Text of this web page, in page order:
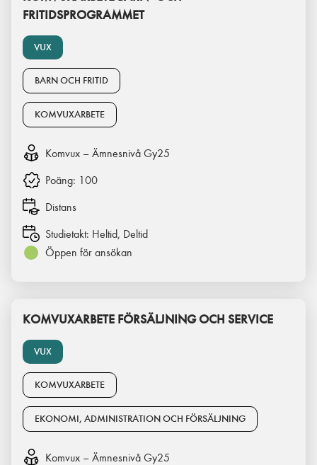
VUX
FRITIDSPROGRAMMET
BARN OCH FRITID
KOMVUXARBETE
Komvux – Ämnesnivå Gy25
Poäng: 100
Distans
Studietakt: Heltid, Deltid
Öppen för ansökan
VUX
KOMVUXARBETE FÖRSÄLJNING OCH SERVICE
KOMVUXARBETE
EKONOMI, ADMINISTRATION OCH FÖRSÄLJNING
Komvux – Ämnesnivå Gy25